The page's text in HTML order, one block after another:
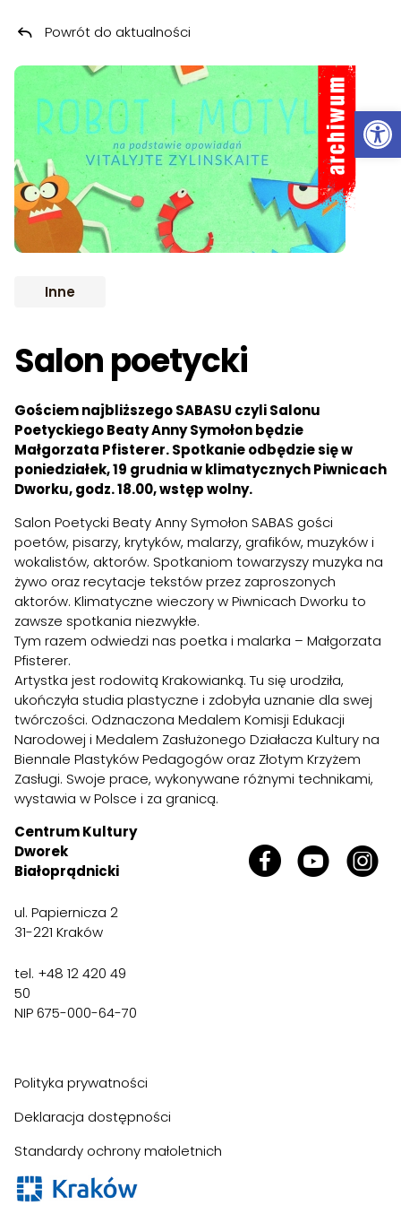
Przeskocz do treści
ARCHIWUM
Inne
Salon poetycki
Powrót do aktualności
Gościem najbliższego SABASU czyli Salonu
Poetyckiego Beaty Anny Symołon będzie
Małgorzata Pfisterer. Spotkanie odbędzie się w
poniedziałek, 19 grudnia w klimatycznych Piwnicach
Dworku, godz. 18.00, wstęp wolny.
Salon Poetycki Beaty Anny Symołon SABAS gości
poetów, pisarzy, krytyków, malarzy, grafików, muzyków i
wokalistów, aktorów. Spotkaniom towarzyszy muzyka na
żywo oraz recytacje tekstów przez zaproszonych
aktorów. Klimatyczne wieczory w Piwnicach Dworku to
zawsze spotkania niezwykłe.
Tym razem odwiedzi nas poetka i malarka – Małgorzata
Pfisterer.
Artystka jest rodowitą Krakowianką. Tu się urodziła,
ukończyła studia plastyczne i zdobyła uznanie dla swej
twórczości. Odznaczona Medalem Komisji Edukacji
Narodowej i Medalem Zasłużonego Działacza Kultury na
Biennale Plastyków Pedagogów oraz Złotym Krzyżem
Zasługi. Swoje prace, wykonywane różnymi technikami,
wystawia w Polsce i za granicą.
Centrum Kultury
Dworek
Białoprądnicki
ul. Papiernicza 2
31-221 Kraków
tel. +48 12 420 49
50
NIP 675-000-64-70
Polityka prywatności
Deklaracja dostępności
Standardy ochrony małoletnich